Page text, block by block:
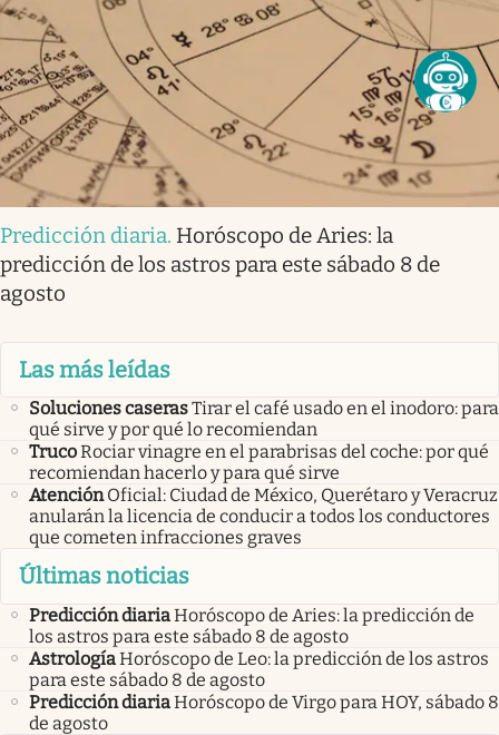
Predicción diaria. Horóscopo de Aries: la
predicción de los astros para este sábado 8 de
agosto
Las más leídas
Soluciones caserasTirar el café usado en el inodoro: para
qué sirve y por qué lo recomiendan
TrucoRociar vinagre en el parabrisas del coche: por qué
recomiendan hacerlo y para qué sirve
Atención Oficial: Ciudad de México, Querétaro y Veracruz
anularán la licencia de conducir a todos los conductores
que cometen infracciones graves
Últimas noticias
Predicción diariaHoróscopo de Aries: la predicción de
los astros para este sábado 8 de agosto
AstrologíaHoróscopo de Leo: la predicción de los astros
para este sábado 8 de agosto
Predicción diariaHoróscopo de Virgo para HOY, sábado 8
de agosto